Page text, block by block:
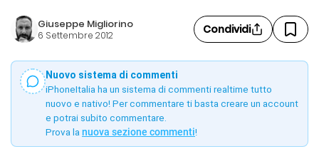
Giuseppe Migliorino
6 Settembre 2012 Condividi
Nuovo sistema di commenti
iPhoneItalia ha un sistema di commenti realtime tutto
nuovo e nativo! Per commentare ti basta creare un account
e potrai subito commentare.
Prova la nuova sezione commenti!